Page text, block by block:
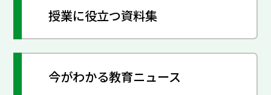
授業に役立つ資料集
今がわかる教育ニュース